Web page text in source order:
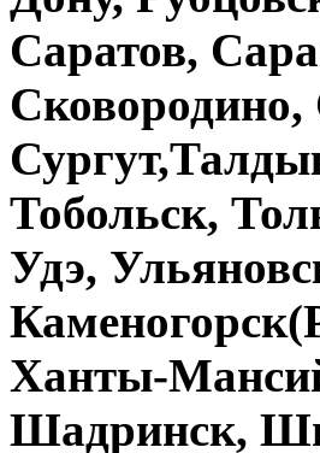
Саратов,
Тобольск,
Удэ,
Ханты-
Шадринск,